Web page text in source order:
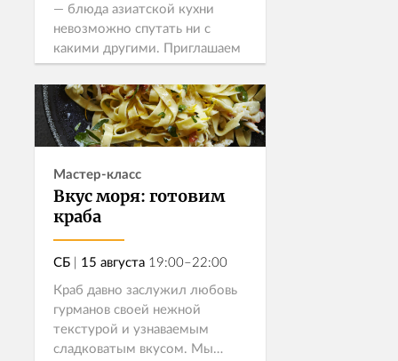
— блюда азиатской кухни
невозможно спутать ни с
какими другими. Приглашаем
вас в гастрономическое
путешествие, где вы попробуете
легендарные азиатские блюда.
Узнать больше →
Записаться
Мастер-класс
Вкус моря: готовим
краба
СБ | 15 августа 19:00–22:00
Краб давно заслужил любовь
гурманов своей нежной
текстурой и узнаваемым
сладковатым вкусом. Мы